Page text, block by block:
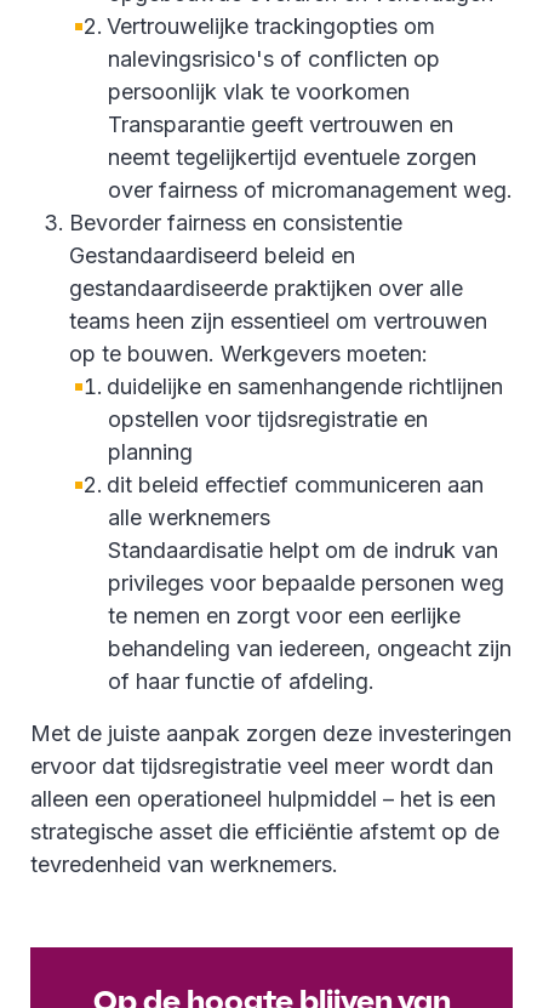
Vertrouwelijke trackingopties om
nalevingsrisico's of conflicten op
persoonlijk vlak te voorkomen
Transparantie geeft vertrouwen en
neemt tegelijkertijd eventuele zorgen
over fairness of micromanagement weg.
Bevorder fairness en consistentie
Gestandaardiseerd beleid en
gestandaardiseerde praktijken over alle
teams heen zijn essentieel om vertrouwen
op te bouwen. Werkgevers moeten:
duidelijke en samenhangende richtlijnen
opstellen voor tijdsregistratie en
planning
dit beleid effectief communiceren aan
alle werknemers
Standaardisatie helpt om de indruk van
privileges voor bepaalde personen weg
te nemen en zorgt voor een eerlijke
behandeling van iedereen, ongeacht zijn
of haar functie of afdeling.
Met de juiste aanpak zorgen deze investeringen
ervoor dat tijdsregistratie veel meer wordt dan
alleen een operationeel hulpmiddel – het is een
strategische asset die efficiëntie afstemt op de
tevredenheid van werknemers.